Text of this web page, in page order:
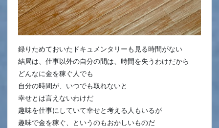
録りためておいたドキュメンタリーも見る時間がない
結局は、仕事以外の自分の間は、時間を失うわけだから
どんなに金を稼ぐ人でも
自分の時間が、いつでも取れないと
幸せとは言えないわけだ
趣味を仕事にしていて幸せと考える人もいるが
趣味で金を稼ぐ、というのもおかしいものだ